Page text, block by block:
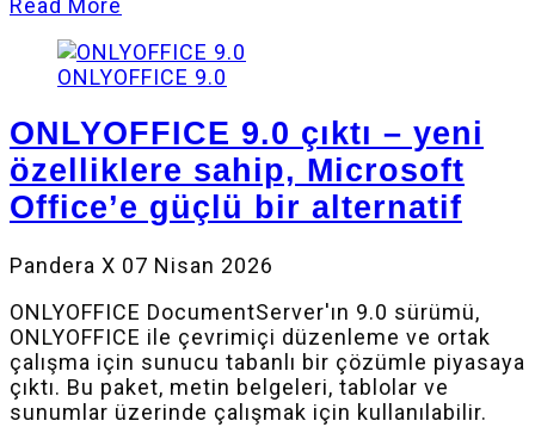
ONLYOFFICE 9.0
ONLYOFFICE 9.0 çıktı – yeni
özelliklere sahip, Microsoft
Office’e güçlü bir alternatif
Pandera X 07 Nisan 2026
ONLYOFFICE DocumentServer'ın 9.0 sürümü,
ONLYOFFICE ile çevrimiçi düzenleme ve ortak
çalışma için sunucu tabanlı bir çözümle piyasaya
çıktı. Bu paket, metin belgeleri, tablolar ve
sunumlar üzerinde çalışmak için kullanılabilir.